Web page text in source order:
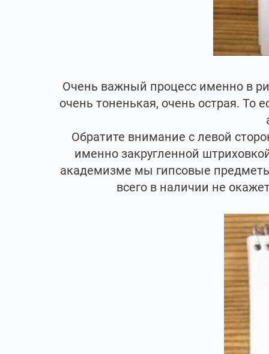
Очень важный процесс именно в
очень тоненькая, очень острая.
Обратите внимание с левой
именно закругленной
академизме мы гипсовые
всего в наличии не